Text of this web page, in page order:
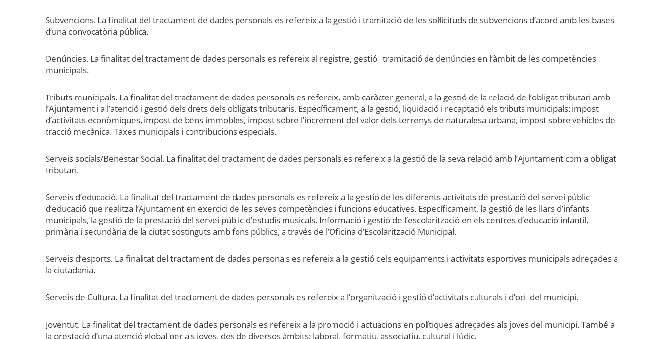
Subvencions. La finalitat del tractament de dades personals es refereix a la gestió i tramitació de les sol·licituds de subvencions d’acord amb les bases
d’una convocatòria pública.
Denúncies. La finalitat del tractament de dades personals es refereix al registre, gestió i tramitació de denúncies en l’àmbit de les competències
municipals.
Tributs municipals. La finalitat del tractament de dades personals es refereix, amb caràcter general, a la gestió de la relació de l’obligat tributari amb
l’Ajuntament i a l’atenció i gestió dels drets dels obligats tributaris. Específicament, a la gestió, liquidació i recaptació els tributs municipals: impost
d’activitats econòmiques, impost de béns immobles, impost sobre l’increment del valor dels terrenys de naturalesa urbana, impost sobre vehicles de
tracció mecànica. Taxes municipals i contribucions especials.
Serveis socials/Benestar Social. La finalitat del tractament de dades personals es refereix a la gestió de la seva relació amb l’Ajuntament com a obligat
tributari.
Serveis d’educació. La finalitat del tractament de dades personals es refereix a la gestió de les diferents activitats de prestació del servei públic
d’educació que realitza l’Ajuntament en exercici de les seves competències i funcions educatives. Específicament, la gestió de les llars d’infants
municipals, la gestió de la prestació del servei públic d’estudis musicals. Informació i gestió de l’escolarització en els centres d’educació infantil,
primària i secundària de la ciutat sostinguts amb fons públics, a través de l’Oficina d’Escolarització Municipal.
Serveis d’esports. La finalitat del tractament de dades personals es refereix a la gestió dels equipaments i activitats esportives municipals adreçades a
la ciutadania.
Serveis de Cultura. La finalitat del tractament de dades personals es refereix a l’organització i gestió d’activitats culturals i d’oci del municipi.
Joventut. La finalitat del tractament de dades personals es refereix a la promoció i actuacions en polítiques adreçades als joves del municipi. També a
la prestació d’una atenció global per als joves, des de diversos àmbits: laboral, formatiu, associatiu, cultural i lúdic.